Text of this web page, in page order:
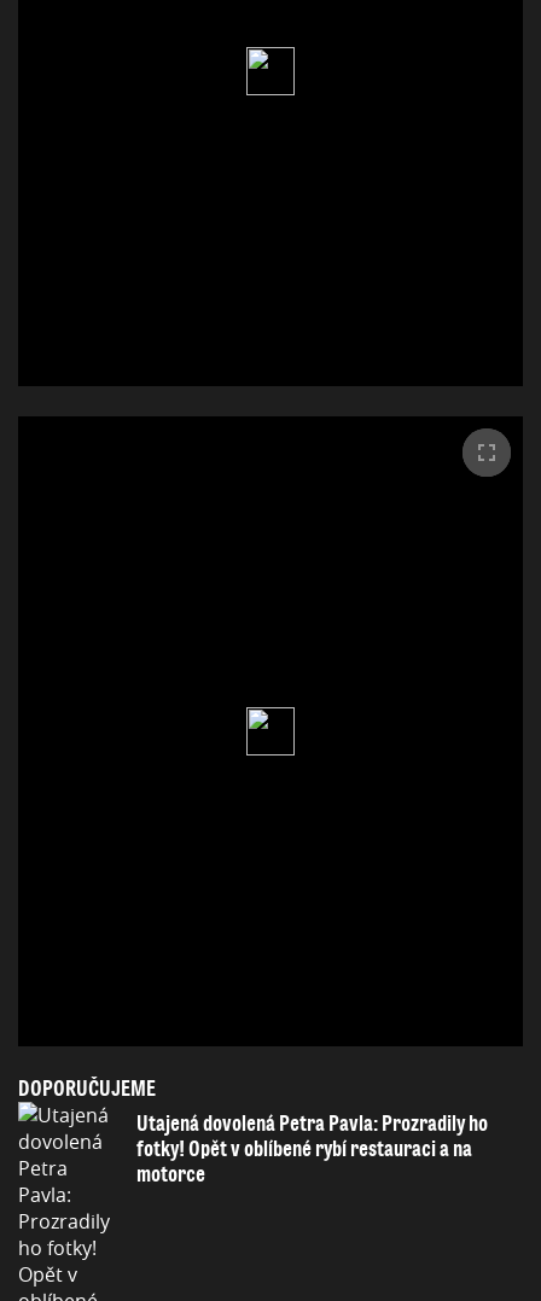
DOPORUČUJEME
Utajená dovolená Petra Pavla: Prozradily ho
fotky! Opět v oblíbené rybí restauraci a na
motorce